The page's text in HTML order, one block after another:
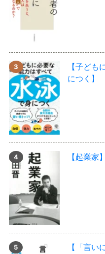
【子ど
につく】
【起業家】
【「言い